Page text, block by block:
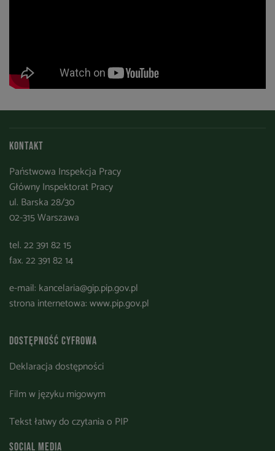
Kontakt
Państwowa Inspekcja Pracy
Główny Inspektorat Pracy
ul. Barska 28/30
02-315 Warszawa
tel. 22 391 82 15
fax. 22 391 82 14
e-mail: kancelaria@gip.pip.gov.pl
strona internetowa:www.pip.gov.pl
Dostępność cyfrowa
Deklaracja dostępności
Film w języku migowym
Tekst łatwy do czytania o PIP
Social media